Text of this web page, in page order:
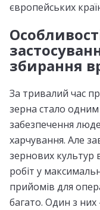
європейських
збирання
За тривалий час
зерна стало
забезпечення
харчування. Але
зернових культур
робіт у
прийомів для
багато. Один з них